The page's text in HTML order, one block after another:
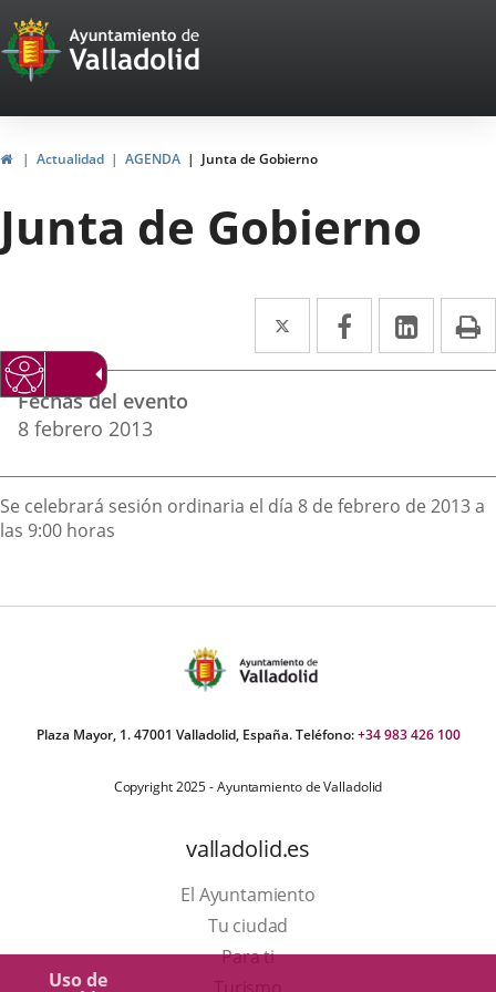
Uso de
Portal
Web
del
Ayuntamiento
de
Valladolid
InicioActualidad AGENDA Junta de Gobierno
Junta de Gobierno
Twitter
Enlace
a
externa.
Facebook
Enlace
a
externa.
Enlace
a
Datos
del
evento
Fechas del evento
8 febrero 2013
Descripción
Se celebrará sesión ordinaria el día 8 de febrero de 2013 a
las 9:00 horas
Plaza Mayor, 1. 47001 Valladolid, España. Teléfono:+34 983 426 100
Copyright 2025 - Ayuntamiento de Valladolid
valladolid.es
El Ayuntamiento
Tu ciudad
Para ti